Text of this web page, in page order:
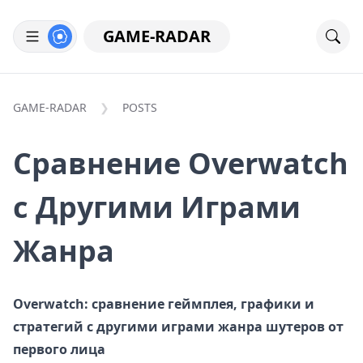
GAME-RADAR
GAME-RADAR POSTS
Сравнение Overwatch
с Другими Играми
Жанра
Overwatch: сравнение геймплея, графики и
стратегий с другими играми жанра шутеров от
первого лица